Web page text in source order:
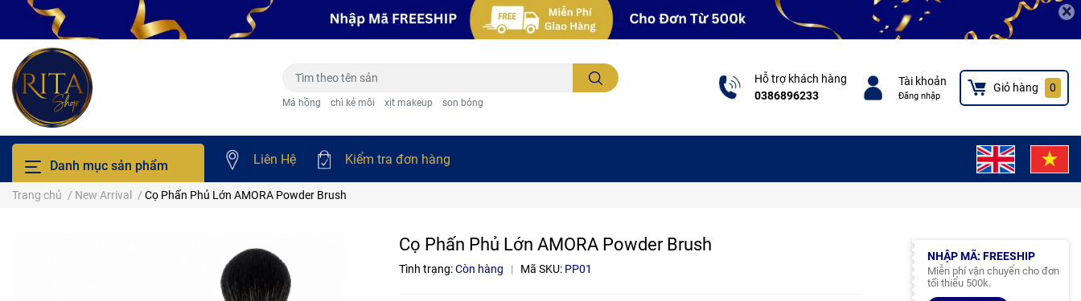
×
Má hồng chì kẻ môi xịt makeup son bóng
Hỗ trợ khách hàng
0386896233
Tài khoản
Đăng nhập
Giỏ hàng 0
Danh mục sản phẩm Liên Hệ Kiểm tra đơn hàng
Trang chủ / New Arrival / Cọ Phấn Phủ Lớn AMORA Powder Brush
Cọ Phấn Phủ Lớn AMORA Powder Brush
Tình trạng:Còn hàng | Mã SKU: PP01
NHẬP MÃ: FREESHIP
Miễn phí vận chuyển cho đơn
tối thiểu 500k.